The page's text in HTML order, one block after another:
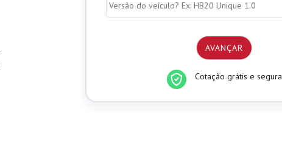
ex:
Gol *
Cotação grátis e segura